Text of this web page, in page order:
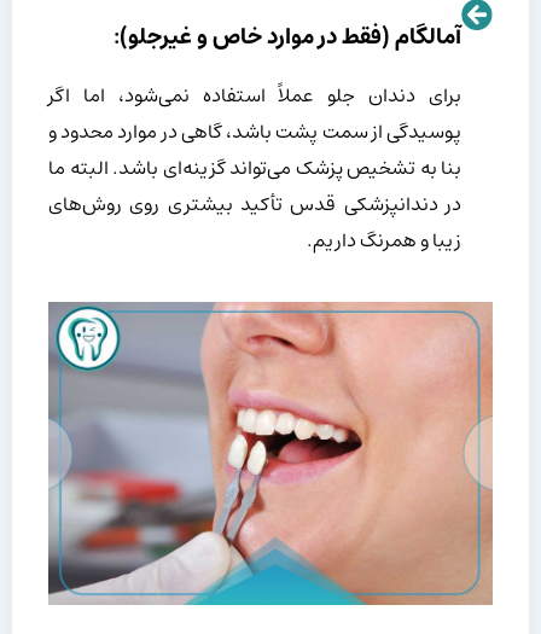
آمالگام (فقط در موارد خاص و غیرجلو):
برای دندان جلو عملاً استفاده نمی‌شود، اما اگر
پوسیدگی از سمت پشت باشد، گاهی در موارد محدود و
بنا به تشخیص پزشک می‌تواند گزینه‌ای باشد. البته ما
در دندانپزشکی قدس تأکید بیشتری روی روش‌های
زیبا و همرنگ داریم.